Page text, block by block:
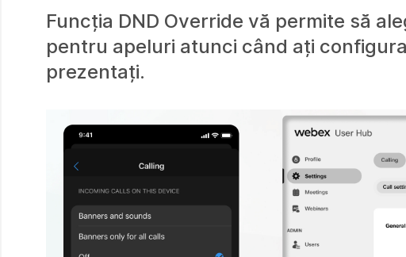
Funcția DND Override vă permite să
pentru apeluri atunci când ați
prezentați.